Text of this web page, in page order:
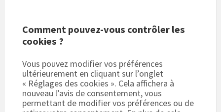
Comment pouvez-vous contrôler les
cookies ?
Vous pouvez modifier vos préférences
ultérieurement en cliquant sur l’onglet
« Réglages des cookies ». Cela affichera à
nouveau l’avis de consentement, vous
permettant de modifier vos préférences ou de